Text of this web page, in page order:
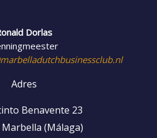
Dorlas
Adres
Benavente 23
Marbella (Málaga)